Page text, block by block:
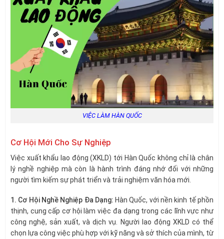
VIỆC LÀM HÀN QUỐC
Cơ Hội Mới Cho Sự Nghiệp
Việc xuất khẩu lao động (XKLD) tới Hàn Quốc không chỉ là chân
lý nghề nghiệp mà còn là hành trình đáng nhớ đối với những
người tìm kiếm sự phát triển và trải nghiệm văn hóa mới.
1. Cơ Hội Nghề Nghiệp Đa Dạng: Hàn Quốc, với nền kinh tế phồn
thịnh, cung cấp cơ hội làm việc đa dạng trong các lĩnh vực như
công nghệ, sản xuất, và dịch vụ. Người lao động XKLD có thể
chọn lựa công việc phù hợp với kỹ năng và sở thích của mình, từ